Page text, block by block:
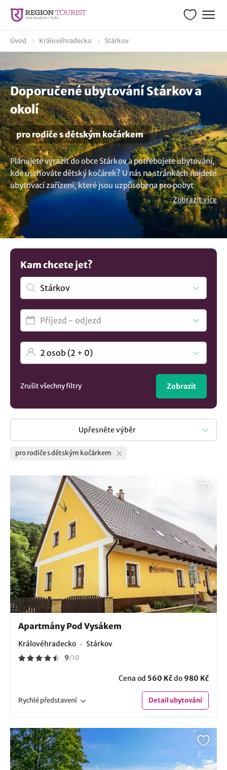
Úvod Královéhradecko Stárkov
Doporučené ubytování Stárkov a
okolí
pro rodiče s dětským kočárkem
Plánujete vyrazit do obce Stárkov a potřebujete ubytování,
kde uschováte dětský kočárek? U nás na stránkách najdete
ubytovací zařízení, které jsou uzpůsobena pro pobyt
malými dětmi, kde kočárek nebo vozík za kolo uložíte a
budete mít tak o starost méně. Máte jinou představu? V
nabídce máme více možností
ubytování v lokalitě Stárkov..
Zobrazit více
Kam chcete jet?
Zrušit všechny filtry Zobrazit
Upřesněte výběr
pro rodiče s dětským kočárkem
Apartmány Pod Vysákem
Královéhradecko Stárkov
9/10
Cena od 560 Kčdo 980 Kč
Rychlépředstavení Detailubytování